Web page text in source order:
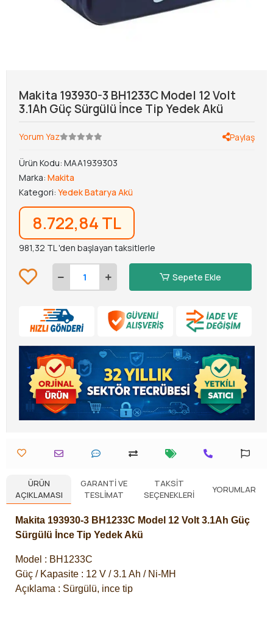
Makita 193930-3 BH1233C Model 12 Volt
3.1Ah Güç Sürgülü İnce Tip Yedek Akü
Yorum Yaz Paylaş
Ürün Kodu: MAA1939303
Marka: Makita
Kategori: Yedek Batarya Akü
8.722,84 TL
981,32 TL 'den başlayan taksitlerle
Sepete Ekle
ÜRÜN
AÇIKLAMASI
GARANTI VE
TESLIMAT
TAKSIT
SEÇENEKLERI
YORUMLAR
Makita 193930-3 BH1233C Model 12 Volt 3.1Ah Güç
Sürgülü İnce Tip Yedek Akü
Model : BH1233C
Güç / Kapasite : 12 V / 3.1 Ah / Ni-MH
Açıklama : Sürgülü, ince tip